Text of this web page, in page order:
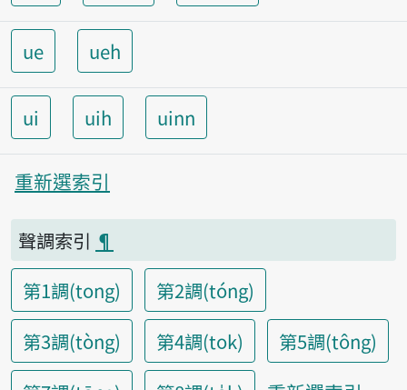
ue ueh
ui uih uinn
重新選索引
聲調索引 ¶
第1調(tong)
第2調(tóng)
第3調(tòng)
第4調(tok)
第5調(tông)